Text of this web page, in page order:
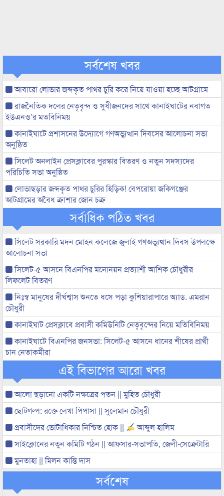
সর্বশেষ খবর
আবারো লোভার জব্দকৃত পাথর চুরি করে নিয়ে যাওয়া হচ্ছে আটগ্রামে
রাজনৈতিক দলের নেতৃবৃন্দ ও সুধীজনদের সাথে কানাইঘাটের নবাগত
ইউএনও’র মতবিনিময়
কানাইঘাটে প্রশাসনের উদ্যোগে গণঅভ্যুত্থান দিবসের আলোচনা সভা
অনুষ্ঠিত
সিলেট অনলাইন প্রেসক্লাবের পুরস্কার বিতরণ ও নতুন সদস্যদের
পরিচিতি সভা অনুষ্ঠিত
লোভাছড়ার জব্দকৃত পাথর চুরির হিড়িক! বেপরোয়া জকিগঞ্জের
আটগ্রামের অবৈধ ক্রাশার জোন চক্র
সর্বাধিক পঠিত খবর
সিলেট সরকারি মদন মোহন কলেজে জুলাই গণঅভ্যুত্থান দিবস উপলক্ষে
আলোচনা সভা
সিলেট-৫ আসনে বিএনপির মনোনয়ন প্রত্যাশী আশিক চৌধুরীর
লিফলেট বিতরণ
নিঃস্ব মানুষের দীর্ঘশ্বাস শুনতে ধসে পড়া কুশিয়ারাপারে অ্যাড. এমরান
চৌধুরী
কানাইঘাট প্রেসক্লাবে প্রবাসী কমিউনিটি নেতৃবৃন্দের নিয়ে মতিবিনিময়
কানাইঘাটে বিএনপির জনসভা: সিলেট-৫ আসনে ধানের শীষের প্রার্থী
চান নেতাকর্মীরা
এই বিভাগের আরো খবর
আলো ছড়ানো একটি নক্ষত্রের পতন || মুহিত চৌধুরী
ছোটগল্প: রক্তে লেখা পিপাসা || সুলেমান চৌধুরী
প্রবাসীদের ভোটাধিকার নিশ্চিত হোক ||
আব্দুল হালিম
সাইক্লোনের নতুন কমিটি গঠন || আফসার-সভাপতি, জেলী-সেক্রেটারি
মুনতাহা || মিলন কান্তি দাস
সর্বশেষ